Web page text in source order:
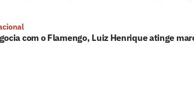
com o Flamengo, Luiz Henrique atinge